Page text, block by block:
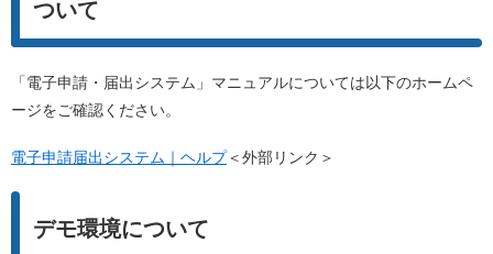
ついて
「電子申請・届出システム」マニュアルについては以下のホームペ
ージをご確認ください。
電子申請届出システム｜ヘルプ＜外部リンク＞
デモ環境について